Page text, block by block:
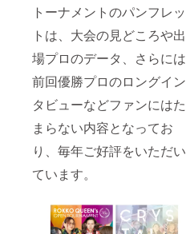
トーナメントのパンフレッ
トは、大会の見どころや出
場プロのデータ、さらには
前回優勝プロのロングイン
タビューなどファンにはた
まらない内容となってお
り、毎年ご好評をいただい
ています。